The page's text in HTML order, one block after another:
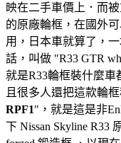
映在二手車價上．而
的原廠輪框，在國外
用，日本車就算了，
話，叫做 "R33 GTR
就是R33輪框裝什麼車
且很多人還把這款輪
RPF1"，就是這是非
下 Nissan Skyline R33